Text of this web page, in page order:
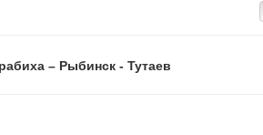
– Рыбинск - Тутаев